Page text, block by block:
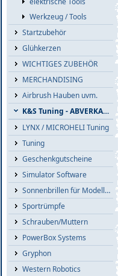
Werkzeug / Tools
Startzubehör
Glühkerzen
WICHTIGES ZUBEHÖR
MERCHANDISING
Airbrush Hauben uvm.
K&S Tuning - ABVERKAUF
LYNX / MICROHELI Tuning
Tuning
Geschenkgutscheine
Simulator Software
Sonnenbrillen für Modellflieger
Sportrümpfe
Schrauben/Muttern
PowerBox Systems
Gryphon
Western Robotics